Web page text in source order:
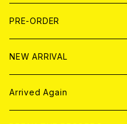
LP
HOOD
T-shirt
HOOD
BOLLOCKS
EL ZINE
写真集 (PHOTOBOOK)
CD
アナログ
アパレル
PRE-ORDER
NEW ARRIVAL
CD
Arrived Again